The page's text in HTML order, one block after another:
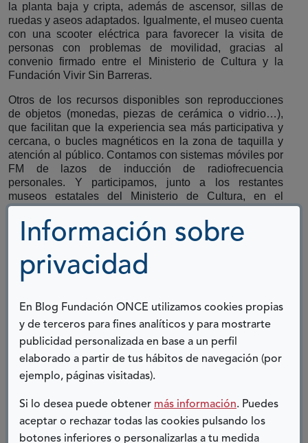
Información sobre
privacidad
En Blog Fundación ONCE utilizamos cookies propias
y de terceros para fines analíticos y para mostrarte
publicidad personalizada en base a un perfil
elaborado a partir de tus hábitos de navegación (por
ejemplo, páginas visitadas).
Si lo desea puede obtener más información. Puedes
aceptar o rechazar todas las cookies pulsando los
botones inferiores o personalizarlas a tu medida
la planta baja y cripta, además de ascensor, sillas de
ruedas y aseos adaptados. Igualmente, el museo cuenta
con una scooter eléctrica para favorecer la visita de
personas con problemas de movilidad, gracias al
convenio firmado entre el Ministerio de Cultura y la
Fundación Vivir Sin Barreras.
Otros de los recursos disponibles son reproducciones
de objetos (monedas, piezas de cerámica o vidrio…),
que facilitan que la experiencia sea más participativa y
cercana, o bucles magnéticos en la zona de taquilla y
atención al público. Contamos con sistemas móviles por
FM de lazos de inducción de radiofrecuencia
personales. Y participamos, junto a los restantes
museos estatales del Ministerio de Cultura, en el
programa de actividades con intérprete de Lengua de
Signos Española. Estamos trabajando en la
implementación de la Lectura Fácil, no solo en nuestros
recursos didácticos y actividades, sino también en
nuestros espacios.
personas. Nos referimos al personal de sala, de taquilla
y de todos los departamentos del museo. Nos referimos
a todas las personas que participan en nuestras
actividades y que, al finalizar, preguntan cuál va a ser la
siguiente actividad, y también al personal de los centros
y asociaciones que ven el museo como un espacio en el
que aprender y al que volver.
A todas estas personas, GRACIAS.